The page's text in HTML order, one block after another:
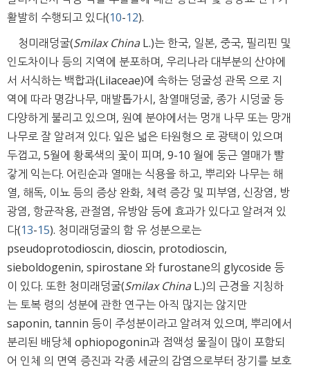
활발히 수행되고 있다(10-12).
청미래덩굴(Smilax ChinaL.)는 한국, 일본, 중국, 필리핀 및
인도차이나 등의 지역에 분포하며, 우리나라 대부분의 산야에
서 서식하는 백합과(Lilaceae)에 속하는 덩굴성 관목 으로 지
역에 따라 명감나무, 매발톱가시, 참열매덩굴, 종가 시덩굴 등
다양하게 불리고 있으며, 원예 분야에서는 멍개 나무 또는 망개
나무로 잘 알려져 있다. 잎은 넓은 타원형으 로 광택이 있으며
두껍고, 5월에 황록색의 꽃이 피며, 9-10 월에 둥근 열매가 빨
갛게 익는다. 어린순과 열매는 식용을 하고, 뿌리와 나무는 해
열, 해독, 이뇨 등의 증상 완화, 체력 증강 및 피부염, 신장염, 방
광염, 항균작용, 관절염, 유방암 등에 효과가 있다고 알려져 있
다(13-15). 청미래덩굴의 함 유 성분으로는
pseudoprotodioscin, dioscin, protodioscin,
sieboldogenin, spirostane 와 furostane의 glycoside 등
이 있다. 또한 청미래덩굴(Smilax ChinaL.)의 근경을 지칭하
는 토복 령의 성분에 관한 연구는 아직 많지는 않지만
saponin, tannin 등이 주성분이라고 알려져 있으며, 뿌리에서
분리된 배당체 ophiopogonin과 점액성 물질이 많이 포함되
어 인체 의 면역 증진과 각종 세균의 감염으로부터 장기를 보호